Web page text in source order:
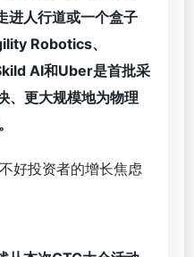
进人行道或一个盒子
Robotics、
AI和Uber是首批采
、更大规模地为物理